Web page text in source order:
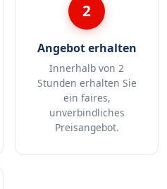
2
Angebot erhalten
Innerhalb von 2
Stunden erhalten Sie
ein faires,
unverbindliches
Preisangebot.